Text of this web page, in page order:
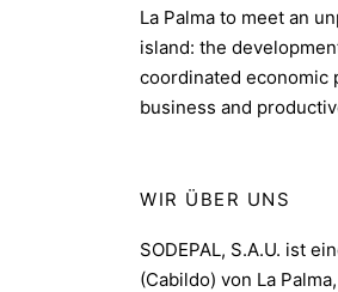
La Palma to meet an
island: the
coordinated economic
business and
WIR ÜBER UNS
SODEPAL, S.A.U. ist
(Cabildo) von La